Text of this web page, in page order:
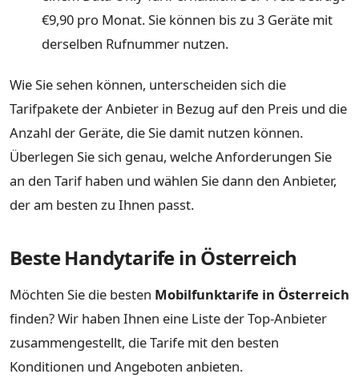
€9,90 pro Monat. Sie können bis zu 3 Geräte mit
derselben Rufnummer nutzen.
Wie Sie sehen können, unterscheiden sich die
Tarifpakete der Anbieter in Bezug auf den Preis und die
Anzahl der Geräte, die Sie damit nutzen können.
Überlegen Sie sich genau, welche Anforderungen Sie
an den Tarif haben und wählen Sie dann den Anbieter,
der am besten zu Ihnen passt.
Beste Handytarife in Österreich
Möchten Sie die besten Mobilfunktarife in Österreich
finden? Wir haben Ihnen eine Liste der Top-Anbieter
zusammengestellt, die Tarife mit den besten
Konditionen und Angeboten anbieten.